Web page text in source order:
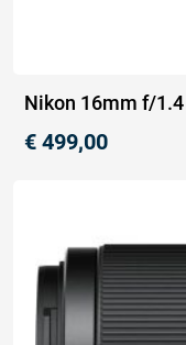
Nikon 16mm f/
€ 499,00